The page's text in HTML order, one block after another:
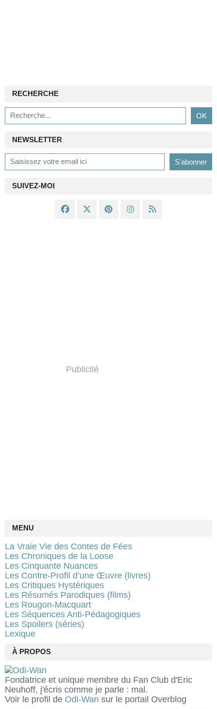
NEWSLETTER
SUIVEZ-MOI
RECHERCHE
À PROPOS
Fondatrice et unique membre du Fan Club d'Eric
Neuhoff, j'écris comme je parle : mal.
Voir le profil de Odi-Wan sur le portail Overblog
Publicité
MENU
La Vraie Vie des Contes de Fées
Les Chroniques de la Loose
Les Cinquante Nuances
Les Contre-Profil d’une Œuvre (livres)
Les Critiques Hystériques
Les Résumés Parodiques (films)
Les Rougon-Macquart
Les Séquences Anti-Pédagogiques
Les Spoilers (séries)
Lexique